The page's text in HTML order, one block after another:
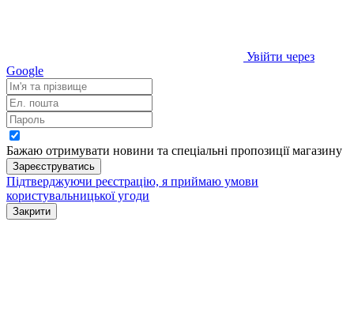
Увійти через
Google
Бажаю отримувати новини та спеціальні пропозиціїмагазину
Зареєструватись
Підтверджуючи реєстрацію, я приймаю умови
користувальницької угоди
Закрити